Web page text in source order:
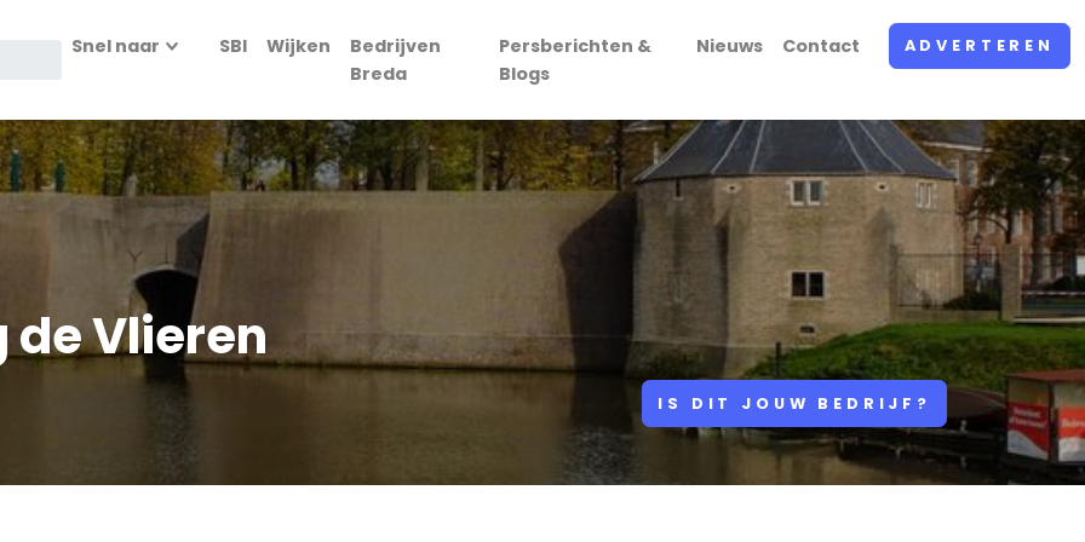
Snel naar SBI Wijken
Bedrijven
Breda
Persberichten &
Blogs
Nieuws Contact ADVERTEREN
Vlieren
IS DIT JOUW BEDRIJF?